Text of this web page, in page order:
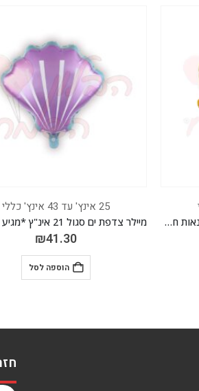
מיילר גולגלת 29 אינ"ץ *מגיע בסיטונאות חבילה של 5 יח'*
25 אינץ' עד 43 אינץ' כללי
₪41.30
הוספה לסל